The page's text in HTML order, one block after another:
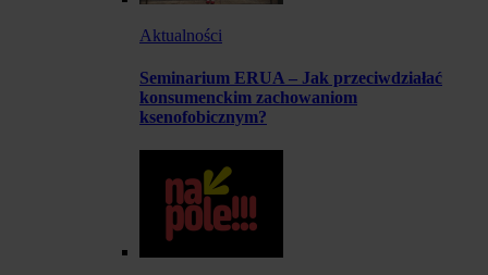
Aktualności
Seminarium ERUA – Jak przeciwdziałać
konsumenckim zachowaniom
ksenofobicznym?